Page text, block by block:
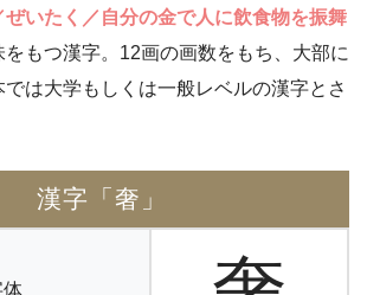
ぜいたく／自分の金で人に飲食物を振舞
をもつ漢字。12画の画数をもち、大部に
は大学もしくは一般レベルの漢字とさ
漢字「奢」